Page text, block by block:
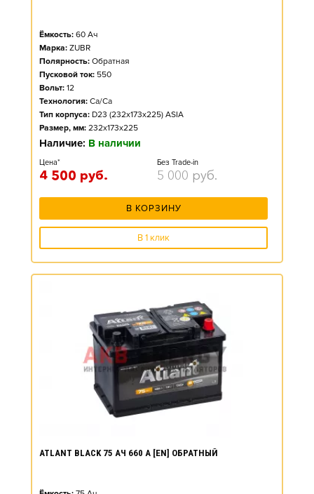
Ёмкость: 60 Ач
Марка: ZUBR
Полярность: Обратная
Пусковой ток: 550
Вольт: 12
Технология: Ca/Ca
Тип корпуса: D23 (232x173x225) ASIA
Размер, мм: 232x173x225
Наличие: В наличии
Цена*
4 500 руб.
Без Trade-in
5 000 руб.
В КОРЗИНУ
В 1 клик
ATLANT BLACK 75 АЧ 660 А [EN] ОБРАТНЫЙ